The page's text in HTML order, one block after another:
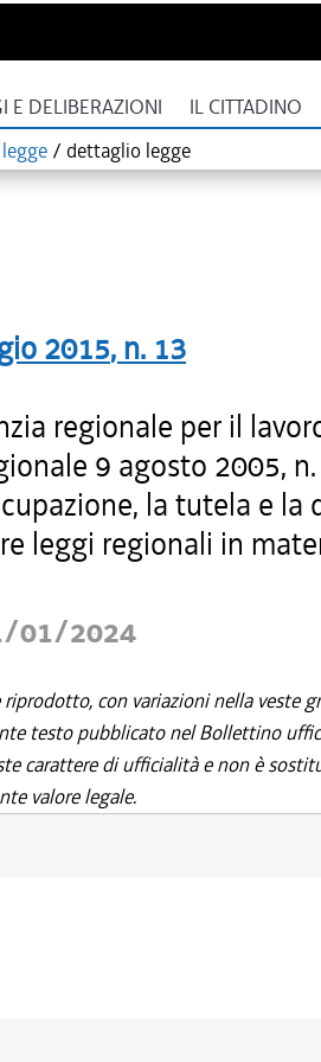
E DELIBERAZIONI IL CITTADINO
/ dettaglio legge
2015, n. 13
regionale per il
9 agosto 2005,
la tutela e la
leggi regionali in
01/2024
con variazioni nella veste
testo pubblicato nel Bollettino
carattere di ufficialità e non è
valore legale.